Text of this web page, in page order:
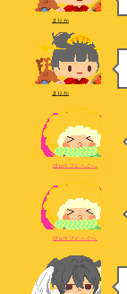
まりか
まりか
ほmラブぐへぐへ
ほmラブぐへぐへ